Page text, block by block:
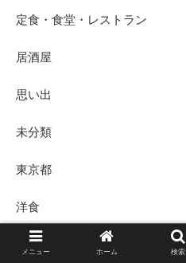
定食・食堂・レストラン
居酒屋
思い出
未分類
東京都
洋食
焼肉・やきとり
メニュー ホーム 検索